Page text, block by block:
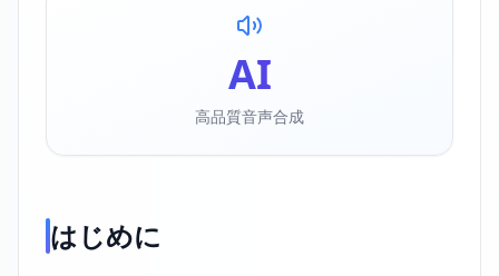
AI
高品質音声合成
はじめに